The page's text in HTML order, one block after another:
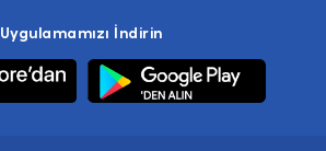
Uygulamamızı İndirin